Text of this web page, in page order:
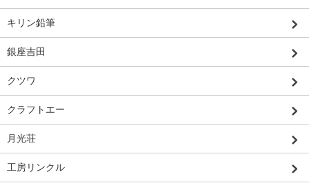
キリン鉛筆
銀座吉田
クツワ
クラフトエー
月光荘
工房リンクル